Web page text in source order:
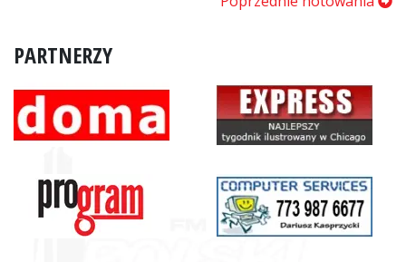
PARTNERZY